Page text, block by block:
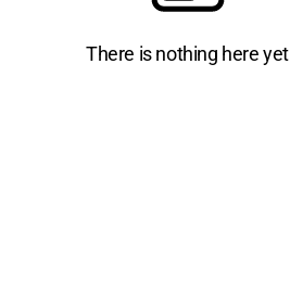
There is nothing here yet